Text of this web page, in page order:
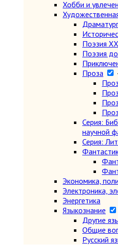
Хобби и
Поэзия
Поэзия
Проза
Серия:
научной
Серия:
Экономика,
Электроника,
Энергетика
Языкознание
Другие
Общие
Русский